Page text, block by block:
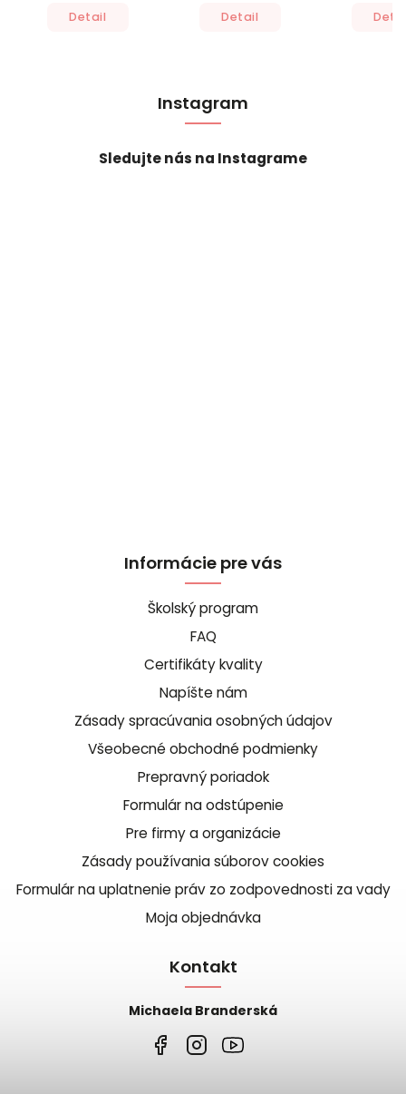
Detail Detail
Instagram
Sledujte nás na Instagrame
Informácie pre vás
Školský program
FAQ
Certifikáty kvality
Napíšte nám
Zásady spracúvania osobných údajov
Všeobecné obchodné podmienky
Prepravný poriadok
Formulár na odstúpenie
Pre firmy a organizácie
Zásady používania súborov cookies
Formulár na uplatnenie práv zo zodpovednosti za vady
Moja objednávka
Kontakt
Michaela Branderská